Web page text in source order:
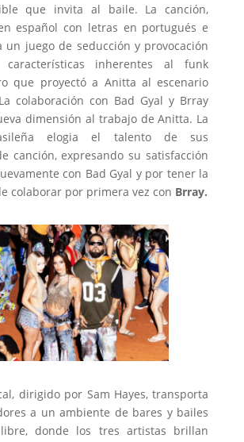
que invita al baile. La canción,
español con letras en portugués e
un juego de seducción y provocación
características inherentes al funk
que proyectó a Anitta al escenario
colaboración con Bad Gyal y Brray
dimensión al trabajo de Anitta. La
elogia el talento de sus
canción, expresando su satisfacción
con Bad Gyal y por tener la
colaborar por primera vez con Brray.
dirigido por Sam Hayes, transporta
a un ambiente de bares y bailes
donde los tres artistas brillan